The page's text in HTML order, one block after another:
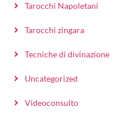
Tarocchi Napoletani
Tarocchi zingara
Tecniche di divinazione
Uncategorized
Videoconsulto